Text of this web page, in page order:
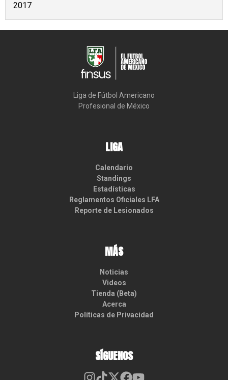
2017
Liga de Fútbol Americano
Profesional de México
LIGA
Calendario
Standings
Estadísticas
Reglamentos Oficiales LFA
Reporte de Lesionados
MÁS
Noticias
Videos
Tienda (Beta)
Acerca
Políticas de Privacidad
SÍGUENOS